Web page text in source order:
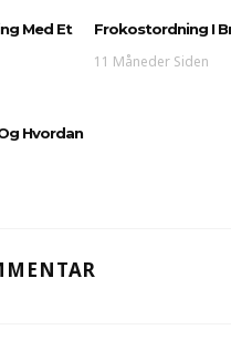
Med Et
Frokostordning I
11 Måneder Siden
Hvordan